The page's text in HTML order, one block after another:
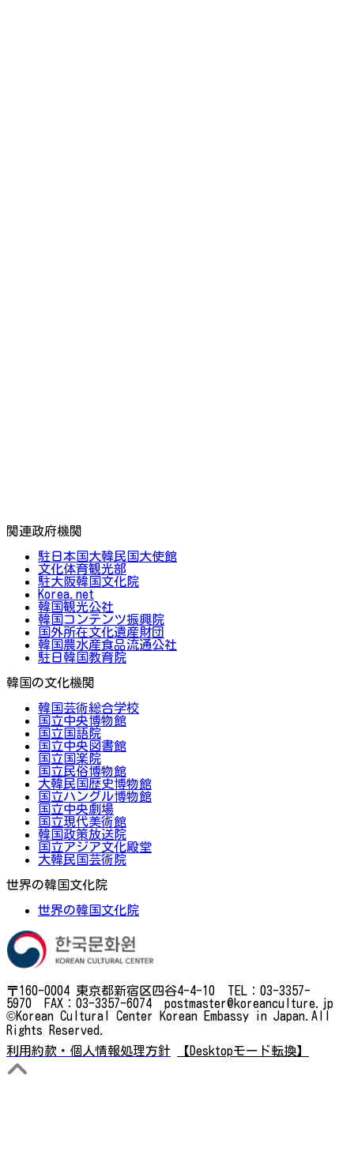
関連政府機関
駐日本国大韓民国大使館
文化体育観光部
駐大阪韓国文化院
Korea.net
韓国観光公社
韓国コンテンツ振興院
国外所在文化遺産財団
韓国農水産食品流通公社
駐日韓国教育院
韓国の文化機関
韓国芸術総合学校
国立中央博物館
国立国語院
国立中央図書館
国立国楽院
国立民俗博物館
大韓民国歴史博物館
国立ハングル博物館
国立中央劇場
国立現代美術館
韓国政策放送院
国立アジア文化殿堂
大韓民国芸術院
世界の韓国文化院
世界の韓国文化院
〒160-0004 東京都新宿区四谷4-4-10 TEL：03-3357-
5970 FAX：03-3357-6074 postmaster@koreanculture.jp
©Korean Cultural Center Korean Embassy in Japan.All
Rights Reserved.
利用約款・個人情報処理方針
【Desktopモード転換】